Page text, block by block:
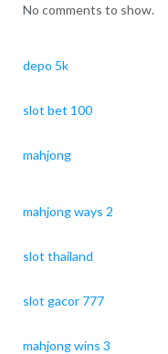
No comments to show.
depo 5k
slot bet 100
mahjong
mahjong ways 2
slot thailand
slot gacor 777
mahjong wins 3